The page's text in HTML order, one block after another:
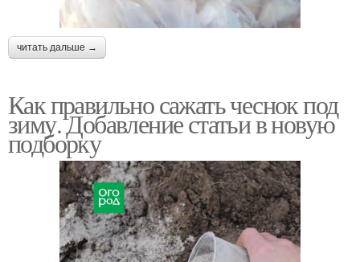
читать дальше →
Как правильно сажать чеснок под
зиму. Добавление статьи в новую
подборку